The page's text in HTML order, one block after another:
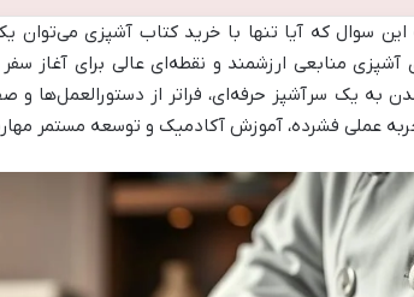
سوال که آیا تنها با خرید کتاب آشپزی می‌توان
آشپزی منابعی ارزشمند و نقطه‌ای عالی برای آغاز
به یک سرآشپز حرفه‌ای، فراتر از دستورالعمل‌ها
عملی فشرده، آموزش آکادمیک و توسعه مستمر